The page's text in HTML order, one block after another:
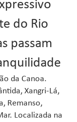
do Rio
passam
da Canoa.
Xangri-Lá,
Remanso,
Localizada na